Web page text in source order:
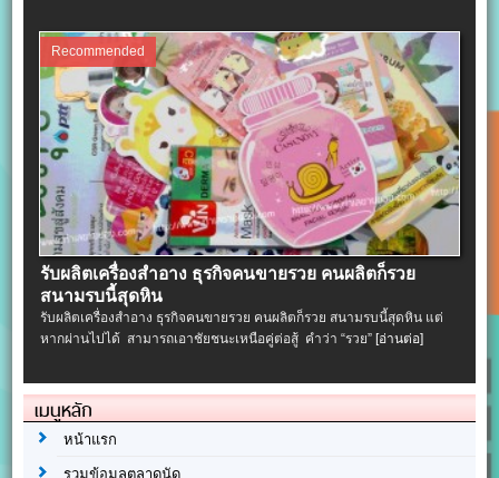
Recommended
รับผลิตเครื่องสําอาง ธุรกิจคนขายรวย คนผลิตก็รวย
สนามรบนี้สุดหิน
รับผลิตเครื่องสําอาง ธุรกิจคนขายรวย คนผลิตก็รวย สนามรบนี้สุดหิน แต่
หากผ่านไปได้ สามารถเอาชัยชนะเหนือคู่ต่อสู้ คำว่า “รวย”[อ่านต่อ]
เมนูหลัก
หน้าแรก
รวมข้อมูลตลาดนัด